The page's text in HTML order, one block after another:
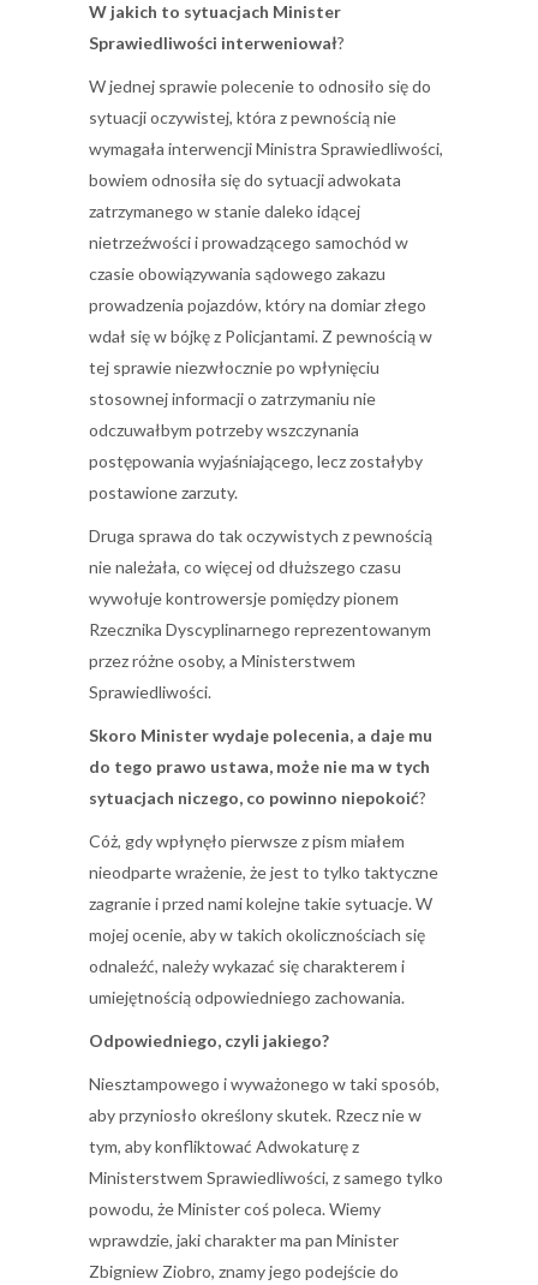
W jakich to sytuacjach Minister
Sprawiedliwości interweniował?
W jednej sprawie polecenie to odnosiło się do
sytuacji oczywistej, która z pewnością nie
wymagała interwencji Ministra Sprawiedliwości,
bowiem odnosiła się do sytuacji adwokata
zatrzymanego w stanie daleko idącej
nietrzeźwości i prowadzącego samochód w
czasie obowiązywania sądowego zakazu
prowadzenia pojazdów, który na domiar złego
wdał się w bójkę z Policjantami. Z pewnością w
tej sprawie niezwłocznie po wpłynięciu
stosownej informacji o zatrzymaniu nie
odczuwałbym potrzeby wszczynania
postępowania wyjaśniającego, lecz zostałyby
postawione zarzuty.
Druga sprawa do tak oczywistych z pewnością
nie należała, co więcej od dłuższego czasu
wywołuje kontrowersje pomiędzy pionem
Rzecznika Dyscyplinarnego reprezentowanym
przez różne osoby, a Ministerstwem
Sprawiedliwości.
Skoro Minister wydaje polecenia, a daje mu
do tego prawo ustawa, może nie ma w tych
sytuacjach niczego, co powinno niepokoić?
Cóż, gdy wpłynęło pierwsze z pism miałem
nieodparte wrażenie, że jest to tylko taktyczne
zagranie i przed nami kolejne takie sytuacje. W
mojej ocenie, aby w takich okolicznościach się
odnaleźć, należy wykazać się charakterem i
umiejętnością odpowiedniego zachowania.
Odpowiedniego, czyli jakiego?
Niesztampowego i wyważonego w taki sposób,
aby przyniosło określony skutek. Rzecz nie w
tym, aby konfliktować Adwokaturę z
Ministerstwem Sprawiedliwości, z samego tylko
powodu, że Minister coś poleca. Wiemy
wprawdzie, jaki charakter ma pan Minister
Zbigniew Ziobro, znamy jego podejście do